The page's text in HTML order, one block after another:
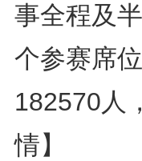
事全程及
个参赛席
182570人
情】